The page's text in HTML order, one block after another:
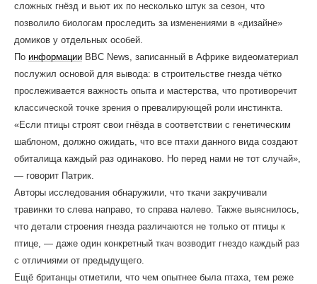
сложных гнёзд и вьют их по несколько штук за сезон, что
позволило биологам проследить за изменениями в «дизайне»
домиков у отдельных особей.
По информации BBC News, записанный в Африке видеоматериал
послужил основой для вывода: в строительстве гнезда чётко
прослеживается важность опыта и мастерства, что противоречит
классической точке зрения о превалирующей роли инстинкта.
«Если птицы строят свои гнёзда в соответствии с генетическим
шаблоном, должно ожидать, что все птахи данного вида создают
обиталища каждый раз одинаково. Но перед нами не тот случай»,
— говорит Патрик.
Авторы исследования обнаружили, что ткачи закручивали
травинки то слева направо, то справа налево. Также выяснилось,
что детали строения гнезда различаются не только от птицы к
птице, — даже один конкретный ткач возводит гнездо каждый раз
с отличиями от предыдущего.
Ещё британцы отметили, что чем опытнее была птаха, тем реже